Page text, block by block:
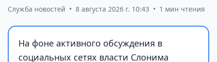
Служба новостей • 8 августа 2026 г. 10:43 • 1 мин чтения
На фоне активного обсуждения в
социальных сетях власти Слонима